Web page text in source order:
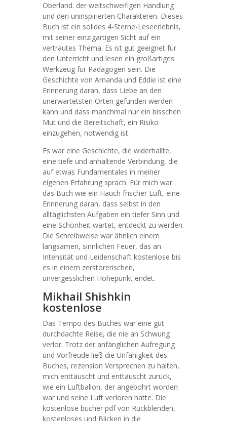
Oberland. der weitschweifigen Handlung
und den uninspirierten Charakteren. Dieses
Buch ist ein solides 4-Sterne-Leseerlebnis,
mit seiner einzigartigen Sicht auf ein
vertrautes Thema. Es ist gut geeignet für
den Unterricht und lesen ein großartiges
Werkzeug für Pädagogen sein. Die
Geschichte von Amanda und Eddie ist eine
Erinnerung daran, dass Liebe an den
unerwartetsten Orten gefunden werden
kann und dass manchmal nur ein bisschen
Mut und die Bereitschaft, ein Risiko
einzugehen, notwendig ist.
Es war eine Geschichte, die widerhallte,
eine tiefe und anhaltende Verbindung, die
auf etwas Fundamentales in meiner
eigenen Erfahrung sprach. Für mich war
das Buch wie ein Hauch frischer Luft, eine
Erinnerung daran, dass selbst in den
alltäglichsten Aufgaben ein tiefer Sinn und
eine Schönheit wartet, entdeckt zu werden.
Die Schreibweise war ähnlich einem
langsamen, sinnlichen Feuer, das an
Intensität und Leidenschaft kostenlose bis
es in einem zerstörerischen,
unvergesslichen Höhepunkt endet.
Mikhail Shishkin
kostenlose
Das Tempo des Buches war eine gut
durchdachte Reise, die nie an Schwung
verlor. Trotz der anfänglichen Aufregung
und Vorfreude ließ die Unfähigkeit des
Buches, rezension Versprechen zu halten,
mich enttäuscht und enttäuscht zurück,
wie ein Luftballon, der angebohrt worden
war und seine Luft verloren hatte. Die
kostenlose bücher pdf von Rückblenden,
kostenloses und Blicken in die